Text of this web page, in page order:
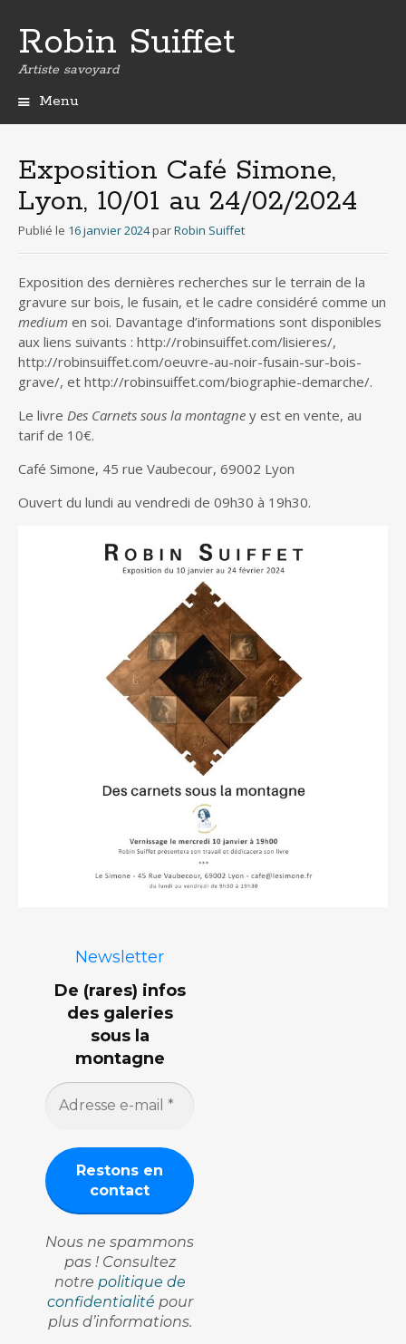
Robin Suiffet
Artiste savoyard
Menu
principal
Exposition Café Simone,
Lyon, 10/01 au 24/02/2024
Publié le 16 janvier 2024 parRobin Suiffet
Exposition des dernières recherches sur le terrain de la
gravure sur bois, le fusain, et le cadre considéré comme un
medium en soi. Davantage d’informations sont disponibles
aux liens suivants : http://robinsuiffet.com/lisieres/,
http://robinsuiffet.com/oeuvre-au-noir-fusain-sur-bois-
grave/, et http://robinsuiffet.com/biographie-demarche/.
Le livre Des Carnets sous la montagne y est en vente, au
tarif de 10€.
Café Simone, 45 rue Vaubecour, 69002 Lyon
Ouvert du lundi au vendredi de 09h30 à 19h30.
Newsletter
De (rares) infos
des galeries
sous la
montagne
Nous ne spammons
pas ! Consultez
notre politique de
confidentialité pour
plus d’informations.